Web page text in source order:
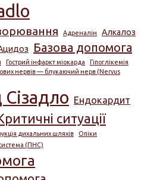
Адреналін Алкалоз
Базова допомога
Гострий інфаркт міокарда
Гіпоглікемія
нервів — блукаючий нерв (Nervus
Ендокардит
ситуації
дихальних шляхів
Опіки
(ПНС)